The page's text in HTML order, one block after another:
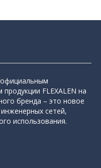
FLEXALEN на
бренда – это новое
сетей,
использования.